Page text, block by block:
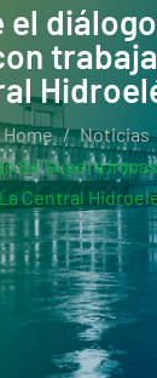
el
Home
Noticias
Se Supera
Central